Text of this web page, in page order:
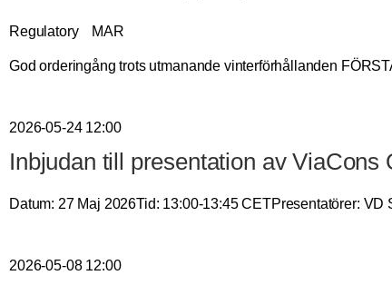
Regulatory MAR
God orderingång trots utmanande vinterförhållanden
2026-05-24 12:00
Inbjudan till presentation av ViaCons
Datum: 27 Maj 2026Tid: 13:00-13:45 CETPresentatörer:
2026-05-08 12:00